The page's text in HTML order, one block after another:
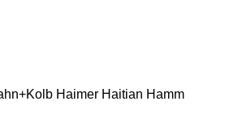
Haimer Haitian Hamm